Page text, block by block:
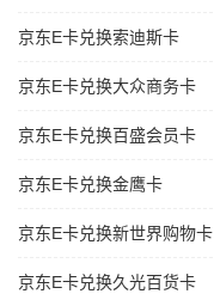
京东E卡兑换索迪斯卡
京东E卡兑换大众商务卡
京东E卡兑换百盛会员卡
京东E卡兑换金鹰卡
京东E卡兑换新世界购物卡
京东E卡兑换久光百货卡